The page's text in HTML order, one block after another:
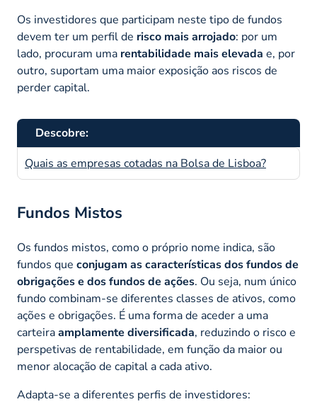
Os investidores que participam neste tipo de fundos
devem ter um perfil de risco mais arrojado: por um
lado, procuram uma rentabilidade mais elevada e, por
outro, suportam uma maior exposição aos riscos de
perder capital.
Descobre:
Quais as empresas cotadas na Bolsa de Lisboa?
Fundos Mistos
Os fundos mistos, como o próprio nome indica, são
fundos que conjugam as características dos fundos de
obrigações e dos fundos de ações. Ou seja, num único
fundo combinam-se diferentes classes de ativos, como
ações e obrigações. É uma forma de aceder a uma
carteiraamplamente diversificada, reduzindo o risco e
perspetivas de rentabilidade, em função da maior ou
menor alocação de capital a cada ativo.
Adapta-se a diferentes perfis de investidores: